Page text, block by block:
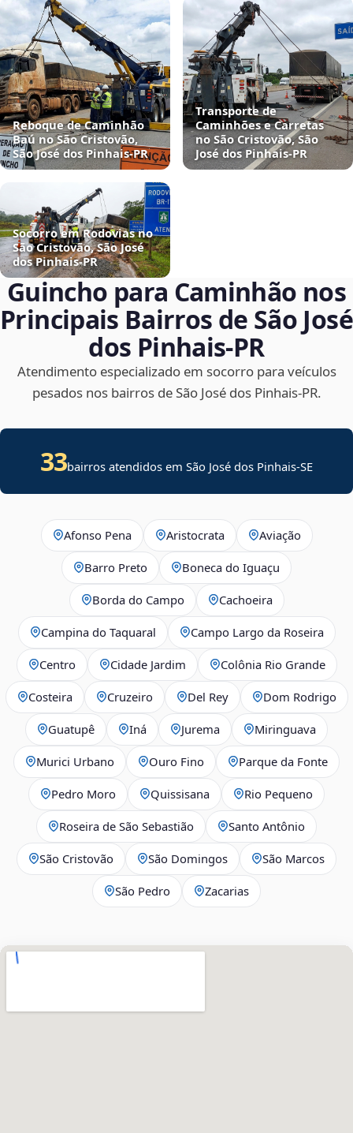
Reboque de Caminhão
Baú no São Cristovão,
São José dos Pinhais‑PR
Transporte de
Caminhões e Carretas
no São Cristovão, São
José dos Pinhais‑PR
Socorro em Rodovias no
São Cristovão, São José
dos Pinhais‑PR
Guincho para Caminhão nos
Principais Bairros de São José
dos Pinhais‑PR
Atendimento especializado em socorro para veículos
pesados nos bairros de São José dos Pinhais‑PR.
33bairros atendidos emSão José dos Pinhais-SE
Afonso Pena Aristocrata Aviação
Barro Preto Boneca do Iguaçu
Borda do Campo Cachoeira
Campina do Taquaral Campo Largo da Roseira
Centro Cidade Jardim Colônia Rio Grande
Costeira Cruzeiro Del Rey Dom Rodrigo
Guatupê Iná Jurema Miringuava
Murici Urbano Ouro Fino Parque da Fonte
Pedro Moro Quissisana Rio Pequeno
Roseira de São Sebastião Santo Antônio
São Cristovão São Domingos São Marcos
São Pedro Zacarias